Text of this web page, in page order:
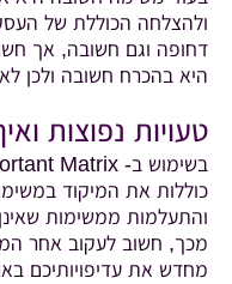
ולהצלחה הכוללת של
דחופה וגם חשובה, אך
היא בהכרח חשובה ולכן
טעויות נפוצות
כוללות את המיקוד
והתעלמות ממשימות
מכך, חשוב לעקוב אחר
מחדש את עדיפויותיכם